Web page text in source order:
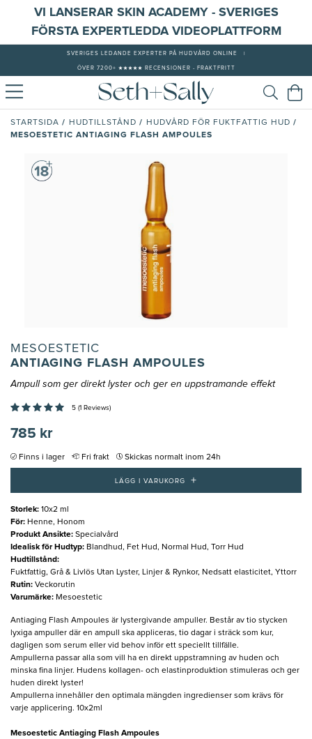
VI LANSERAR SKIN ACADEMY - SVERIGES
FÖRSTA EXPERTLEDDA VIDEOPLATTFORM
SVERIGES LEDANDE EXPERTER PÅ HUDVÅRD ONLINE
ÖVER 7200+ ★★★★★ RECENSIONER - FRAKTFRITT
STARTSIDA / HUDTILLSTÅND / HUDVÅRD FÖR FUKTFATTIG HUD /
MESOESTETIC ANTIAGING FLASH AMPOULES
MESOESTETIC
ANTIAGING FLASH AMPOULES
Ampull som ger direkt lyster och ger en uppstramande effekt
5 (1 Reviews)
785 kr
Finns i lager Fri frakt Skickas normalt inom 24h
LÄGG I VARUKORG +
Storlek: 10x2 ml
För: Henne, Honom
Produkt Ansikte: Specialvård
Idealisk för Hudtyp: Blandhud, Fet Hud, Normal Hud, Torr Hud
Hudtillstånd:
Fuktfattig, Grå & Livlös Utan Lyster, Linjer & Rynkor, Nedsatt elasticitet, Yttorr
Rutin: Veckorutin
Varumärke: Mesoestetic
Antiaging Flash Ampoules är lystergivande ampuller. Består av tio stycken
lyxiga ampuller där en ampull ska appliceras, tio dagar i sträck som kur,
dagligen som serum eller vid behov inför ett speciellt tillfälle.
Ampullerna passar alla som vill ha en direkt uppstramning av huden och
minska fina linjer. Hudens kollagen- och elastinproduktion stimuleras och ger
huden direkt lyster!
Ampullerna innehåller den optimala mängden ingredienser som krävs för
varje applicering. 10x2ml
Mesoestetic Antiaging Flash Ampoules